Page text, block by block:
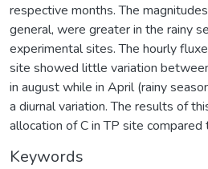
respective months. The
general, were greater in the rainy
experimental sites. The hourly
site showed little variation
in august while in April (rainy
a diurnal variation. The results of
allocation of C in TP site
Keywords